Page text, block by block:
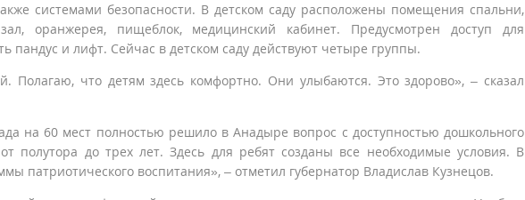
системами безопасности. В детском саду расположены помещения спальни,
оранжерея, пищеблок, медицинский кабинет. Предусмотрен доступ для
пандус и лифт. Сейчас в детском саду действуют четыре группы.
Полагаю, что детям здесь комфортно. Они улыбаются. Это здорово», – сказал
на 60 мест полностью решило в Анадыре вопрос с доступностью дошкольного
полутора до трех лет. Здесь для ребят созданы все необходимые условия. В
патриотического воспитания», – отметил губернатор Владислав Кузнецов.